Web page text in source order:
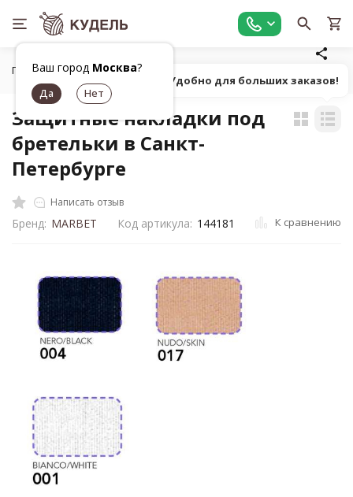
Ваш город Москва?
Главная Фурнитура для рукоделия
Защитные накладки под
бретельки в Санкт-
Петербурге
Написать отзыв
Бренд: MARBET Код артикула: 144181 К сравнению
Попробуй! Удобно для больших заказов!